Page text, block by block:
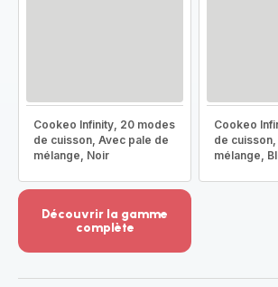
Cookeo Infinity, 20 modes
de cuisson, Avec pale de
mélange, Noir
Cookeo
de
mélange,
Découvrir la gamme
complète
-